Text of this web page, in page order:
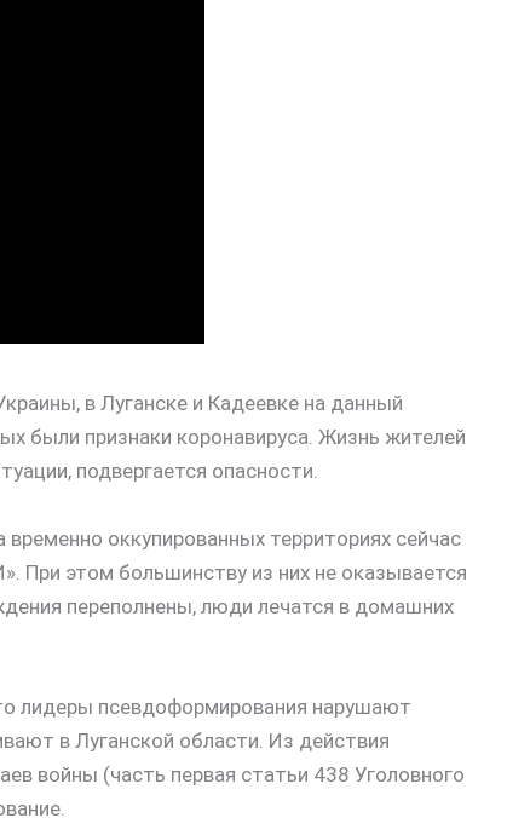
в Луганске и Кадеевке на данный
были признаки коронавируса. Жизнь жителей
подвергается опасности.
оккупированных территориях сейчас
При этом большинству из них не оказывается
переполнены, люди лечатся в домашних
лидеры псевдоформирования нарушают
в Луганской области. Из действия
войны (часть первая статьи 438 Уголовного